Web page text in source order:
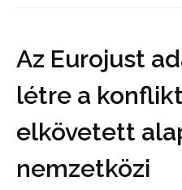
Az Eurojust
létre a
elkövetett
nemzetközi